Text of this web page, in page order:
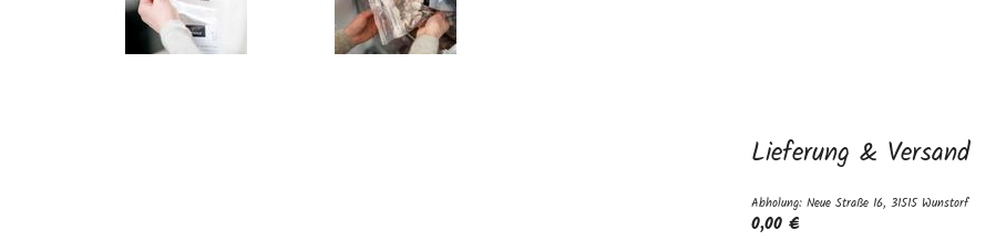
Lieferung & Versand
Abholung: Neue Straße 16, 31515 Wunstorf
0,00 €